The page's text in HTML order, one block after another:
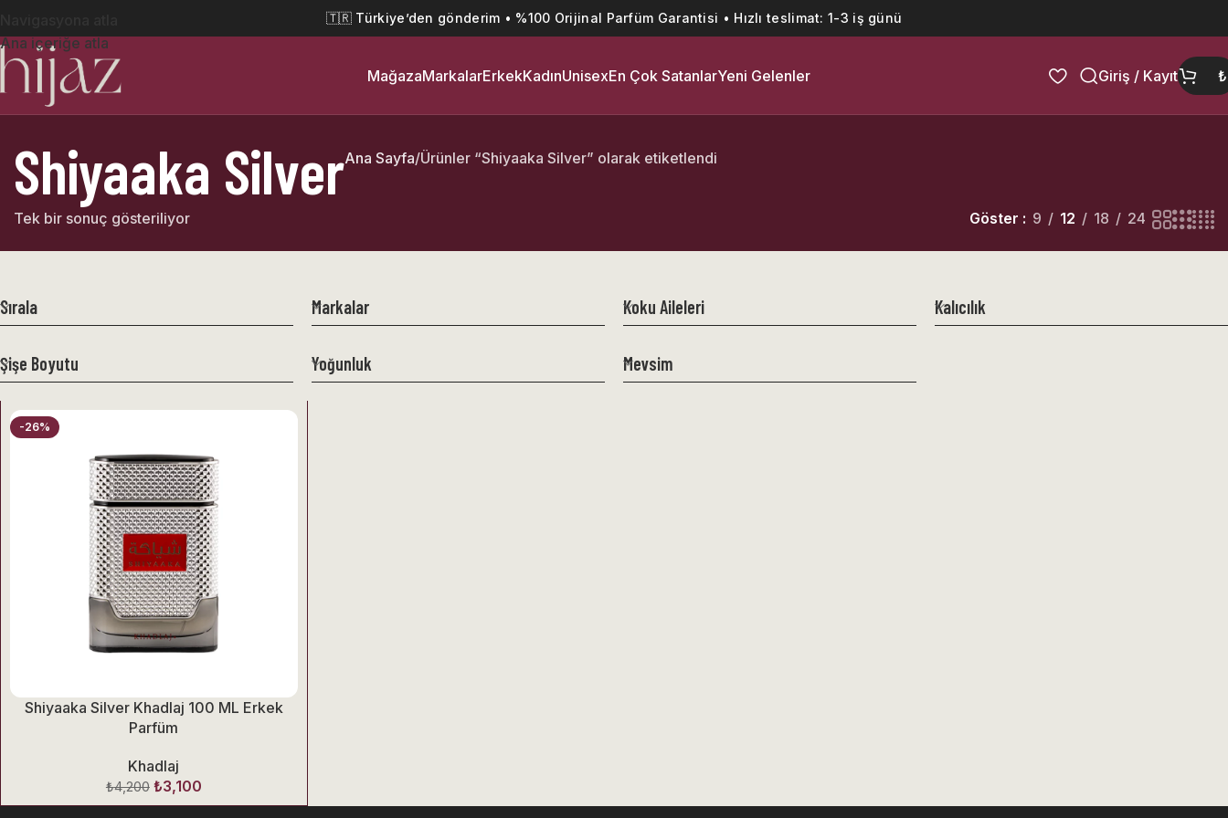
Ana içeriğe atla
🇹🇷 Türkiye’den gönderim • %100 Orijinal Parfüm Garantisi • Hızlı teslimat: 1-3 iş günü
MağazaMarkalarErkekKadınUnisexEn Çok SatanlarYeni Gelenler Giriş / Kayıt ₺
Shiyaaka SilverAna Sayfa Ürünler “Shiyaaka Silver” olarak etiketlendi
Tek bir sonuç gösteriliyor Göster 9 12 18 24
Sırala Markalar Koku Aileleri Kalıcılık
Şişe Boyutu Yoğunluk Mevsim
-26%
Shiyaaka Silver Khadlaj 100 ML Erkek
Parfüm
Khadlaj
₺4,200 ₺3,100